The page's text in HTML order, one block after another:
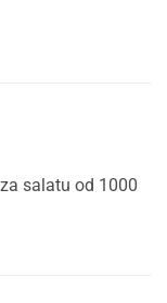
salatu od 1000